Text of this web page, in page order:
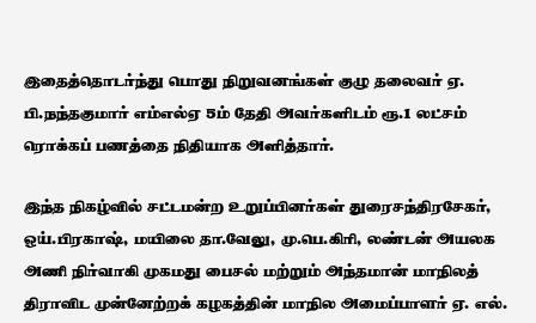
இதைத்தொடர்ந்து பொது நிறுவனங்கள் குழு தலைவர் ஏ.
பி.நந்தகுமார் எம்எல்ஏ 5ம் தேதி அவர்களிடம் ரூ.1 லட்சம்
ரொக்கப் பணத்தை நிதியாக அளித்தார்.
இந்த நிகழ்வில் சட்டமன்ற உறுப்பினர்கள் துரைசந்திரசேகர்,
ஒய்.பிரகாஷ், மயிலை தா.வேலு, மு.பெ.கிரி, லண்டன் அயலக
அணி நிர்வாகி முகமது பைசல் மற்றும் அந்தமான் மாநிலத்
திராவிட முன்னேற்றக் கழகத்தின் மாநில அமைப்பாளர் ஏ. எல்.